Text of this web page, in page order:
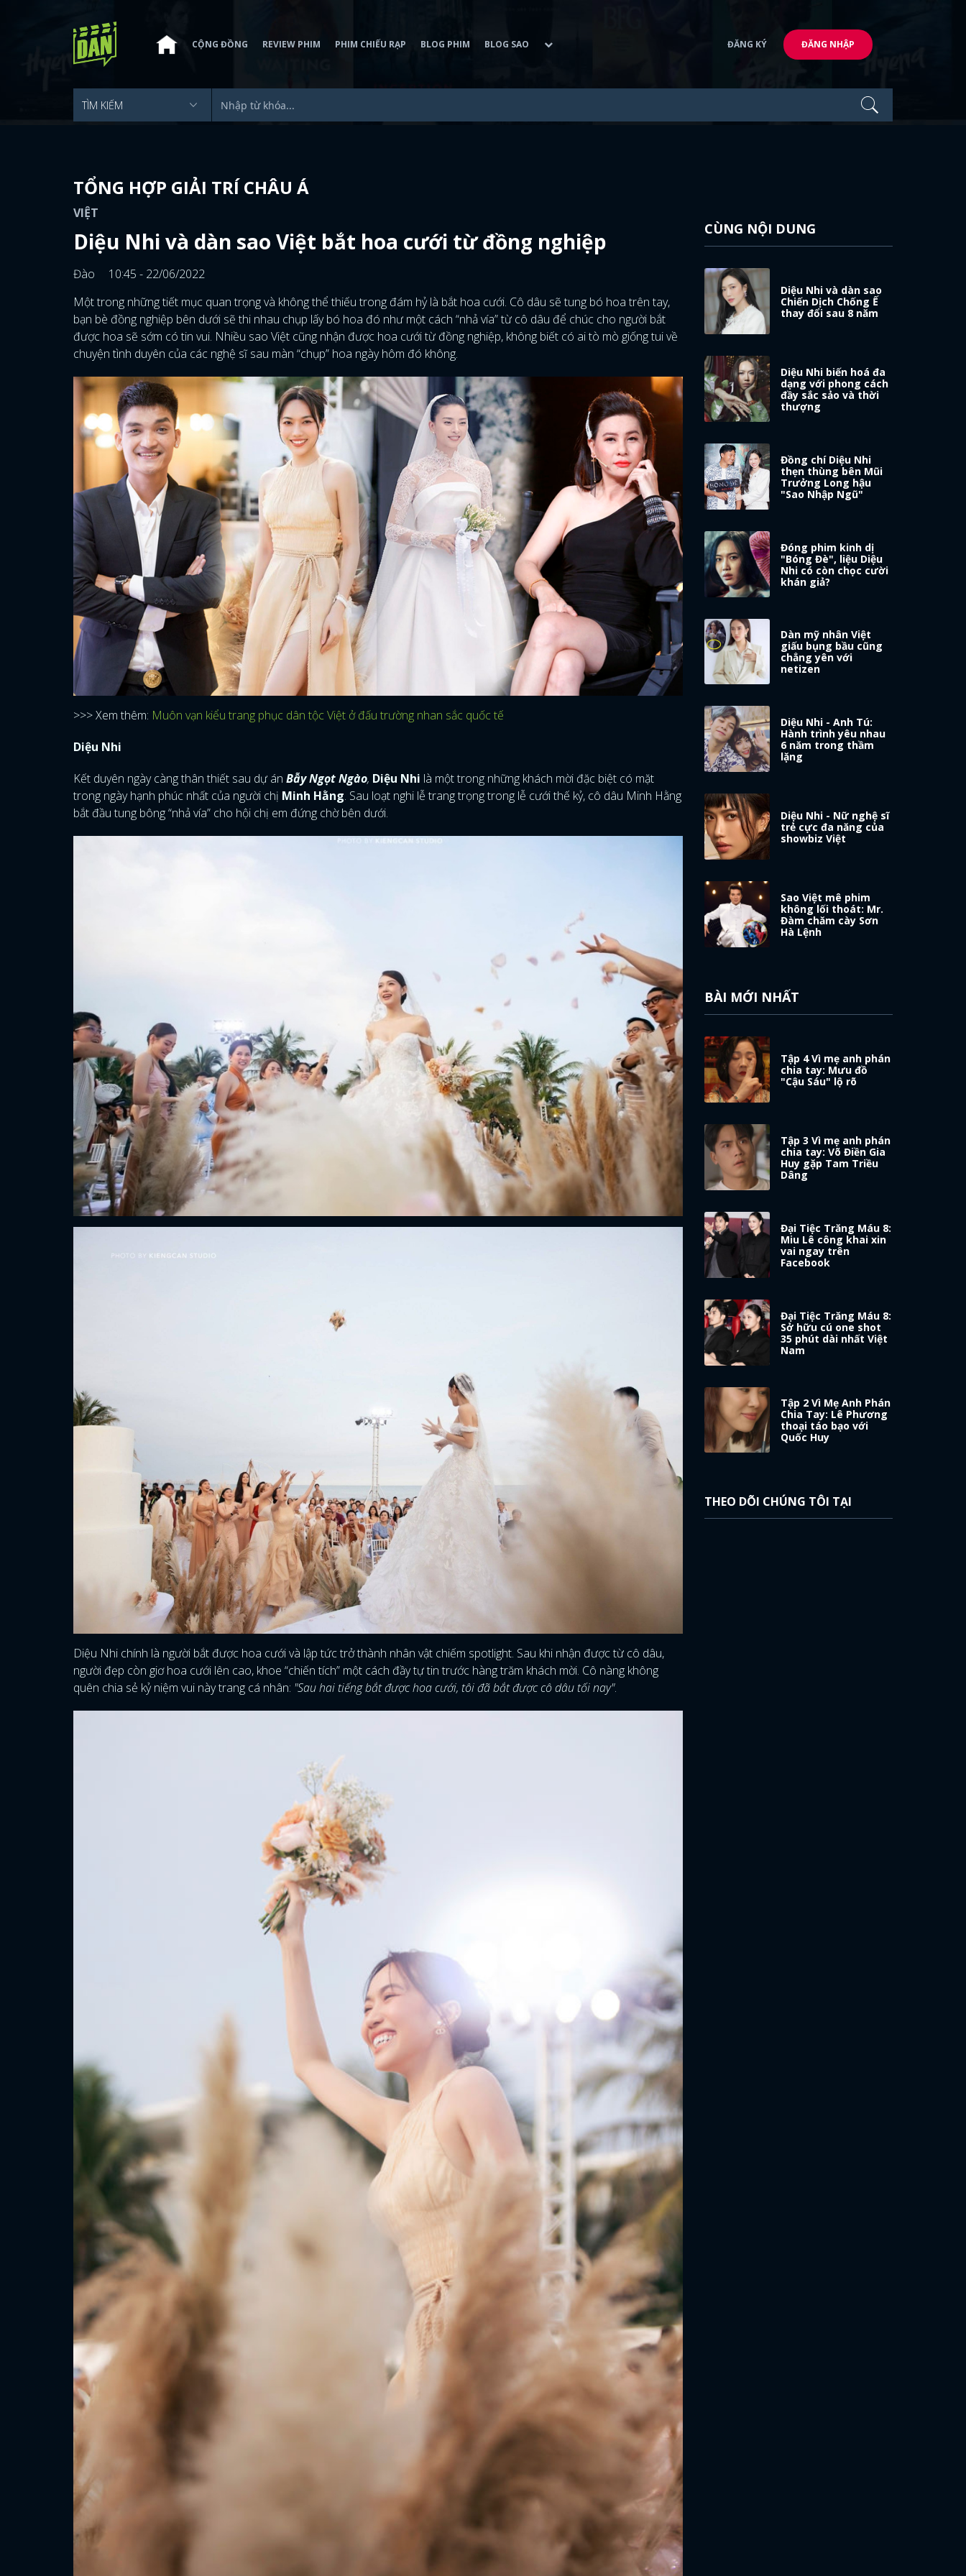
ĐĂNG NHẬP
CỘNG ĐỒNG REVIEW PHIM PHIM CHIẾU RẠP BLOG PHIM BLOG SAO ĐĂNG KÝ ĐĂNG NHẬP
TỔNG HỢP GIẢI TRÍ CHÂU Á
VIỆT
Diệu Nhi và dàn sao Việt bắt hoa cưới từ đồng nghiệp
Đào
10:45 - 22/06/2022
Một trong những tiết mục quan trọng và không thể thiếu trong đám hỷ là bắt hoa cưới. Cô dâu sẽ tung bó hoa trên tay,
bạn bè đồng nghiệp bên dưới sẽ thi nhau chụp lấy bó hoa đó như một cách “nhả vía” từ cô dâu để chúc cho người bắt
được hoa sẽ sớm có tin vui. Nhiều sao Việt cũng nhận được hoa cưới từ đồng nghiệp, không biết có ai tò mò giống tui về
chuyện tình duyên của các nghệ sĩ sau màn “chụp” hoa ngày hôm đó không.
>>> Xem thêm: Muôn vạn kiểu trang phục dân tộc Việt ở đấu trường nhan sắc quốc tế
Diệu Nhi
Kết duyên ngày càng thân thiết sau dự án Bẫy Ngọt Ngào, Diệu Nhi là một trong những khách mời đặc biệt có mặt
trong ngày hạnh phúc nhất của người chị Minh Hằng. Sau loạt nghi lễ trang trọng trong lễ cưới thế kỷ, cô dâu Minh Hằng
bắt đầu tung bông “nhả vía” cho hội chị em đứng chờ bên dưới.
Diệu Nhi chính là người bắt được hoa cưới và lập tức trở thành nhân vật chiếm spotlight. Sau khi nhận được từ cô dâu,
người đẹp còn giơ hoa cưới lên cao, khoe “chiến tích” một cách đầy tự tin trước hàng trăm khách mời. Cô nàng không
quên chia sẻ kỷ niệm vui này trang cá nhân: "Sau hai tiếng bắt được hoa cưới, tôi đã bắt được cô dâu tối nay".
CÙNG NỘI DUNG
Diệu Nhi và dàn sao
Chiến Dịch Chống Ế
thay đổi sau 8 năm
Diệu Nhi biến hoá đa
dạng với phong cách
đầy sắc sảo và thời
thượng
Đồng chí Diệu Nhi
thẹn thùng bên Mũi
Trưởng Long hậu
"Sao Nhập Ngũ"
Đóng phim kinh dị
"Bóng Đè", liệu Diệu
Nhi có còn chọc cười
khán giả?
Dàn mỹ nhân Việt
giấu bụng bầu cũng
chẳng yên với
netizen
Diệu Nhi - Anh Tú:
Hành trình yêu nhau
6 năm trong thầm
lặng
Diệu Nhi - Nữ nghệ sĩ
trẻ cực đa năng của
showbiz Việt
Sao Việt mê phim
không lối thoát: Mr.
Đàm chăm cày Sơn
Hà Lệnh
BÀI MỚI NHẤT
Tập 4 Vì mẹ anh phán
chia tay: Mưu đồ
"Cậu Sáu" lộ rõ
Tập 3 Vì mẹ anh phán
chia tay: Võ Điền Gia
Huy gặp Tam Triều
Dâng
Đại Tiệc Trăng Máu 8:
Miu Lê công khai xin
vai ngay trên
Facebook
Đại Tiệc Trăng Máu 8:
Sở hữu cú one shot
35 phút dài nhất Việt
Nam
Tập 2 Vì Mẹ Anh Phán
Chia Tay: Lê Phương
thoại táo bạo với
Quốc Huy
THEO DÕI CHÚNG TÔI TẠI